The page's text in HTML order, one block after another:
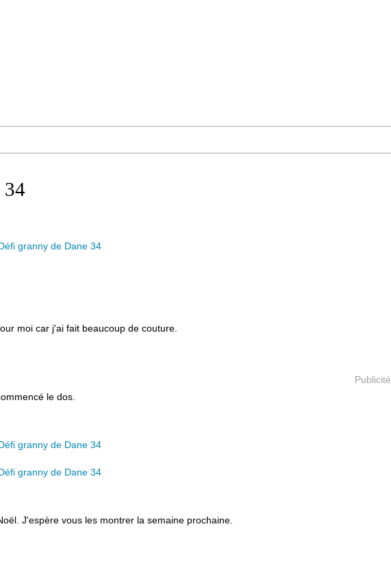
34
moi car j'ai fait beaucoup de couture.
le dos.
J'espère vous les montrer la semaine prochaine.
Publicité